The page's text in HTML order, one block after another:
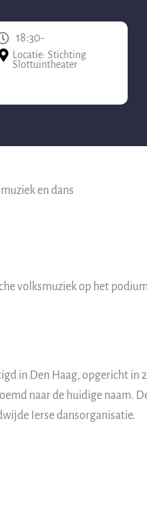
18:30-
Locatie: Stichting
Slottuintheater
en dans
volksmuziek op het
in Den Haag, opgericht in
naar de huidige naam.
Ierse dansorganisatie.